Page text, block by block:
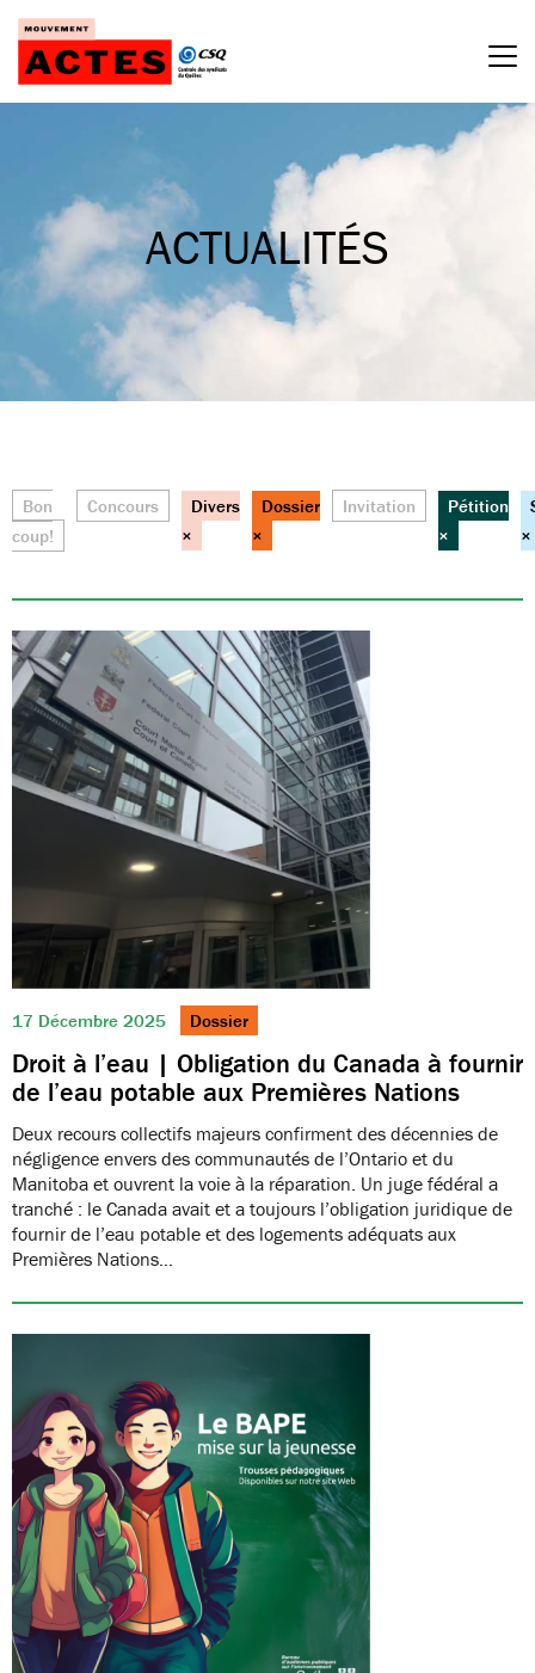
Passer
contenu
ACTUALITÉS
17 Décembre 2025 Dossier
Droit à l’eau | Obligation du Canada à fournir
de l’eau potable aux Premières Nations
Deux recours collectifs majeurs confirment des décennies de
négligence envers des communautés de l’Ontario et du
Manitoba et ouvrent la voie à la réparation. Un juge fédéral a
tranché : le Canada avait et a toujours l’obligation juridique de
fournir de l’eau potable et des logements adéquats aux
Premières Nations…
Bon
coup!
Concours
Divers
×
Dossier
×
Invitation
Pétition
×
×